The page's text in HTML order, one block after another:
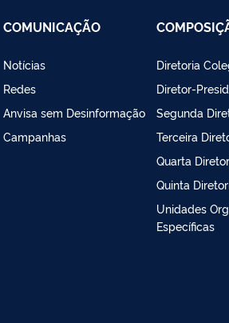
COMUNICAÇÃO
Notícias
Redes
Anvisa sem Desinformação
Campanhas
Diretoria
Diretor-
Segunda
Terceira
Quarta
Quinta
Unidades
Específicas